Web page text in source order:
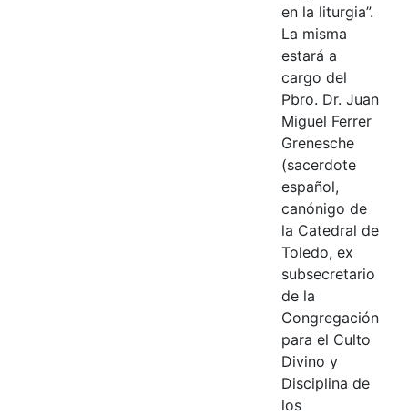
en la liturgia”.
La misma
estará a
cargo del
Pbro. Dr. Juan
Miguel Ferrer
Grenesche
(sacerdote
español,
canónigo de
la Catedral de
Toledo, ex
subsecretario
de la
Congregación
para el Culto
Divino y
Disciplina de
los